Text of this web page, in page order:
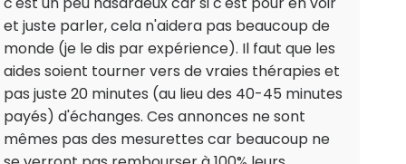
et juste parler, cela n'aidera pas beaucoup de
monde (je le dis par expérience). Il faut que les
aides soient tourner vers de vraies thérapies et
pas juste 20 minutes (au lieu des 40-45 minutes
payés) d'échanges. Ces annonces ne sont
mêmes pas des mesurettes car beaucoup ne